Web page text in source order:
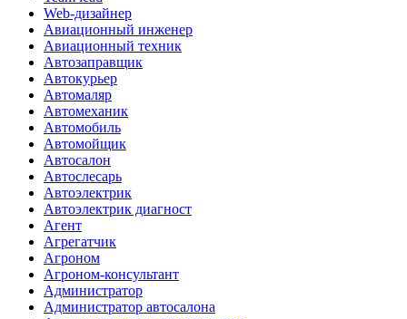
Web-дизайнер
Авиационный инженер
Авиационный техник
Автозаправщик
Автокурьер
Автомаляр
Автомеханик
Автомобиль
Автомойщик
Автосалон
Автослесарь
Автоэлектрик
Автоэлектрик диагност
Агент
Агрегатчик
Агроном
Агроном-консультант
Администратор
Администратор автосалона